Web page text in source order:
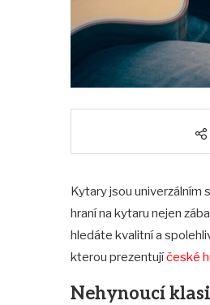
Kytary jsou univerzálním
hraní na kytaru nejen
hledáte kvalitní a
kterou prezentujíčeské
Nehynoucí